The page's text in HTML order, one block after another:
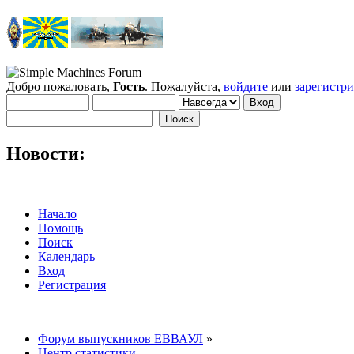
Добро пожаловать, Гость. Пожалуйста, войдите или
Новости:
Начало
Помощь
Поиск
Календарь
Вход
Регистрация
Форум выпускников ЕВВАУЛ »